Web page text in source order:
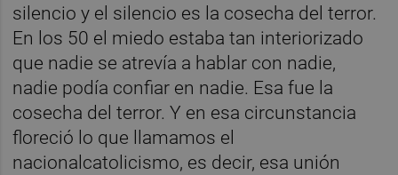
silencio y el silencio es la cosecha del terror.
En los 50 el miedo estaba tan interiorizado
que nadie se atrevía a hablar con nadie,
nadie podía confiar en nadie. Esa fue la
cosecha del terror. Y en esa circunstancia
floreció lo que llamamos el
nacionalcatolicismo, es decir, esa unión